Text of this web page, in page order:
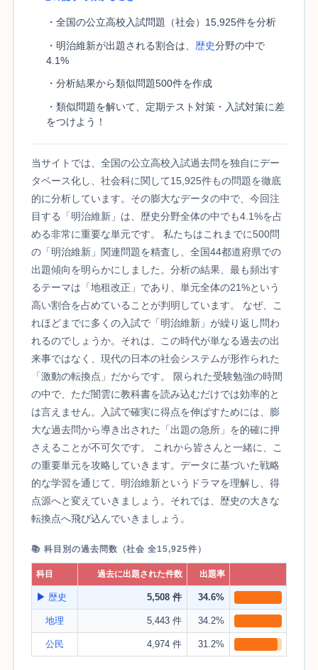
・全国の公立高校入試問題（社会）15,925件を分析
・明治維新が出題される割合は、 歴史分野の中で
4.1%
・分析結果から類似問題500件を作成
・類似問題を解いて、定期テスト対策・入試対策に差
をつけよう！
当サイトでは、全国の公立高校入試過去問を独自にデー
タベース化し、社会科に関して15,925件もの問題を徹底
的に分析しています。その膨大なデータの中で、今回注
目する「明治維新」は、歴史分野全体の中でも4.1%を占
める非常に重要な単元です。 私たちはこれまでに500問
の「明治維新」関連問題を精査し、全国44都道府県での
出題傾向を明らかにしました。分析の結果、最も頻出す
るテーマは「地租改正」であり、単元全体の21%という
高い割合を占めていることが判明しています。 なぜ、こ
れほどまでに多くの入試で「明治維新」が繰り返し問わ
れるのでしょうか。それは、この時代が単なる過去の出
来事ではなく、現代の日本の社会システムが形作られた
「激動の転換点」だからです。 限られた受験勉強の時間
の中で、ただ闇雲に教科書を読み込むだけでは効率的と
は言えません。入試で確実に得点を伸ばすためには、膨
大な過去問から導き出された「出題の急所」を的確に押
さえることが不可欠です。 これから皆さんと一緒に、こ
の重要単元を攻略していきます。データに基づいた戦略
的な学習を通じて、明治維新というドラマを理解し、得
点源へと変えていきましょう。それでは、歴史の大きな
転換点へ飛び込んでいきましょう。
📚 科目別の過去問数（社会 全15,925件）
科目 過去に出題された件数 出題率
▶ 歴史 5,508 件 34.6%
地理 5,443 件 34.2%
公民 4,974 件 31.2%